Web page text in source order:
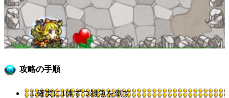
攻略の手順
1.確実に1体ずつ雑魚を倒す